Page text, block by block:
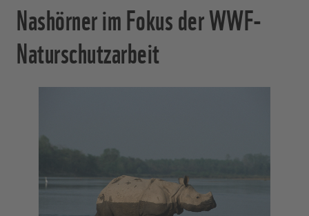
Nashörner im Fokus der WWF-
Naturschutzarbeit